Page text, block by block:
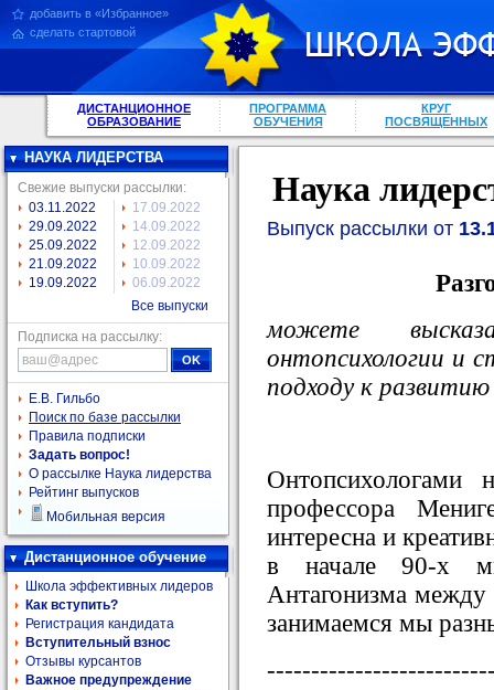
добавить в «Избранное»
сделать стартовой
ДИСТАНЦИОННОЕ
ОБРАЗОВАНИЕ
ПРОГРАММА
ОБУЧЕНИЯ
КРУГ
ПОСВЯЩЕННЫХ
НАУКА ЛИДЕРСТВА
Свежие выпуски рассылки:
03.11.2022
29.09.2022
25.09.2022
21.09.2022
19.09.2022
17.09.2022
14.09.2022
12.09.2022
10.09.2022
06.09.2022
Все выпуски
Подписка на рассылку:
Е.В. Гильбо
Поиск по базе рассылки
Правила подписки
Задать вопрос!
О рассылке Наука лидерства
Рейтинг выпусков
Мобильная версия
Дистанционное обучение
Школа эффективных лидеров
Как вступить?
Регистрация кандидата
Вступительный взнос
Отзывы курсантов
Важное предупреждение
Наука
Выпуск рассылки от
можете
онтопсихологии и
подходу к
Онтопсихологами
профессора
интересна и
в начале 90-х
Антагонизма между
занимаемся мы